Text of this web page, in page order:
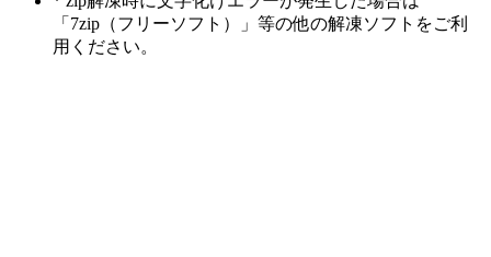
「7zip（フリーソフト）」等の他の解凍ソフトをご利
用ください。